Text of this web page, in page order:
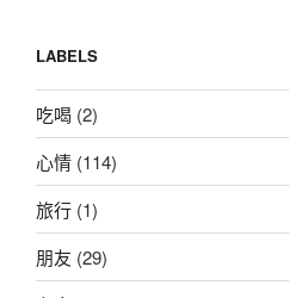
LABELS
吃喝 (2)
心情 (114)
旅行 (1)
朋友 (29)